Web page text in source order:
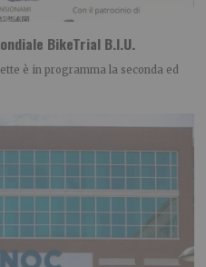
BikeTrial B.I.U.
è in programma la seconda ed